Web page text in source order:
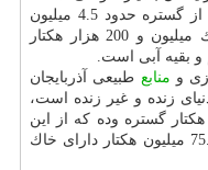
بنا بر اعلام كارشناسان جهاد كشاورزی، از گستره حدود 4.5 میلیون
هكتاری آذربایجان شرقی، این استان یك میلیون و 200 هزار هكتار
و منابع طبیعی آذربایجان
زنده و غیر زنده است،
دارای حدود 165 میلیون هكتار گستره وده كه از این
میزان 89.1 میلیون هكتار بدون خاك و 75.9 میلیون هكتار دارای خاك